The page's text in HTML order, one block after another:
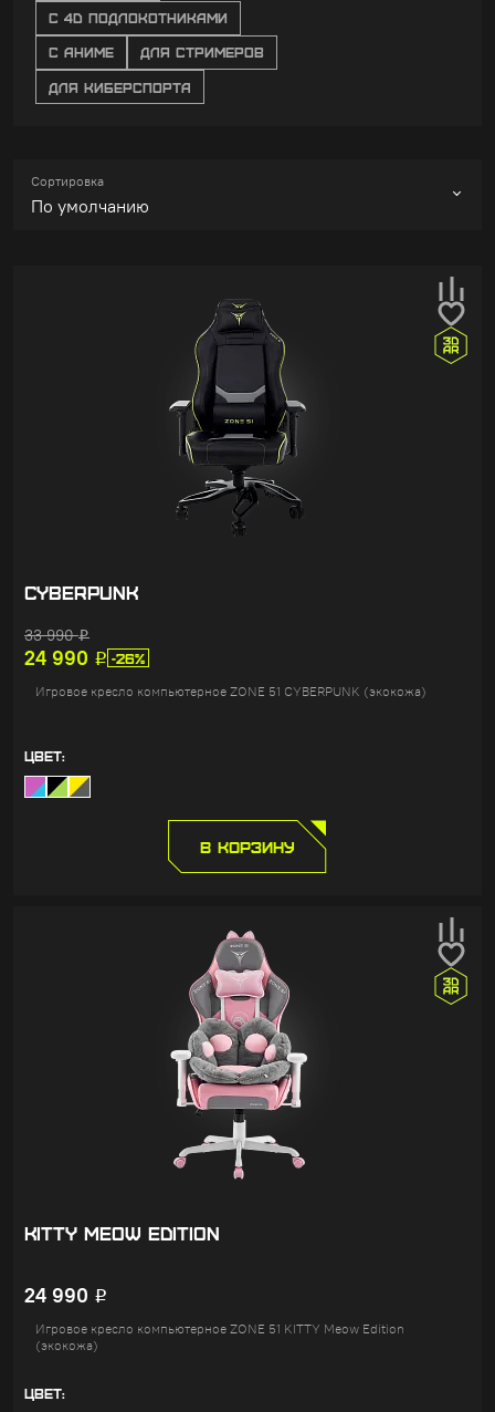
С 4D ПОДЛОКОТНИКАМИ
С АНИМЕ ДЛЯ СТРИМЕРОВ
ДЛЯ КИБЕРСПОРТА
Сортировка
По умолчанию
CYBERPUNK
33 990Р
24 990 Р -26%
Игровое кресло компьютерное ZONE 51 CYBERPUNK (экокожа)
ЦВЕТ:
В КОРЗИНУ
KITTY MEOW EDITION
24 990 Р
Игровое кресло компьютерное ZONE 51 KITTY Meow Edition
(экокожа)
ЦВЕТ: